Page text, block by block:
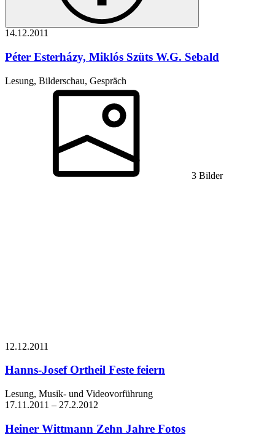
14.12.2011
Péter Esterházy, Miklós Szüts W.G. Sebald
Lesung, Bilderschau, Gespräch
3 Bilder
12.12.2011
Hanns-Josef Ortheil Feste feiern
Lesung, Musik- und Videovorführung
17.11.2011 – 27.2.2012
Heiner Wittmann Zehn Jahre Fotos